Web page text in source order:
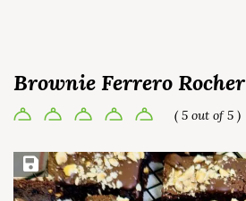
Brownie Ferrero Rocher
( 5 out of 5 )
Save Recipe